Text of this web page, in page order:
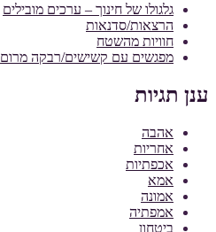
גלגולו של חינוך – ערכים מובילים
הרצאות/סדנאות
חוויות מהשטח
מפגשים עם קשישים/רבקה מרום
ענן תגיות
אהבה
אחריות
אכפתיות
אמא
אמונה
אמפתיה
ביטחון